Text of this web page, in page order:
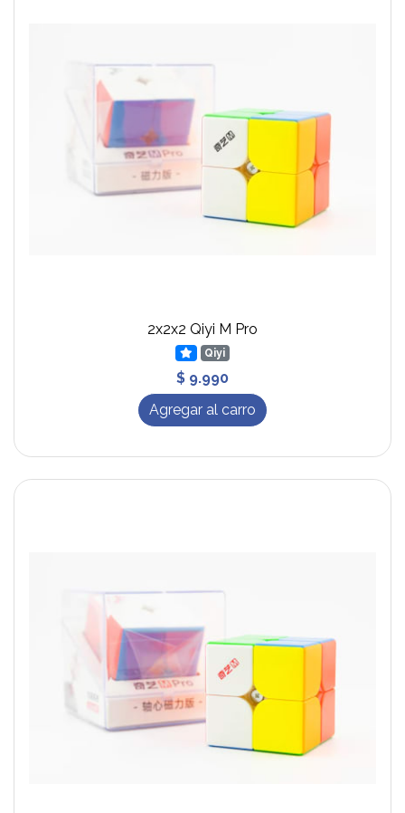
2x2x2 Qiyi M Pro
Qiyi
$ 9.990
Agregar al carro